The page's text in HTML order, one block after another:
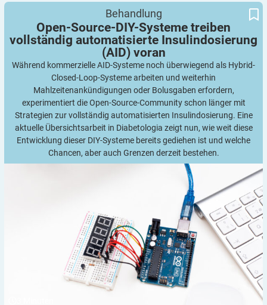
Open-Source-DIY-Systeme treiben vollständig automatisierte
Insulindosierung (AID) voran
Behandlung
Open-Source-DIY-Systeme treiben
vollständig automatisierte Insulindosierung
(AID) voran
Während kommerzielle AID-Systeme noch überwiegend als Hybrid-
Closed-Loop-Systeme arbeiten und weiterhin
Mahlzeitenankündigungen oder Bolusgaben erfordern,
experimentiert die Open-Source-Community schon länger mit
Strategien zur vollständig automatisierten Insulindosierung. Eine
aktuelle Übersichtsarbeit in Diabetologia zeigt nun, wie weit diese
Entwicklung dieser DIY-Systeme bereits gediehen ist und welche
Chancen, aber auch Grenzen derzeit bestehen.